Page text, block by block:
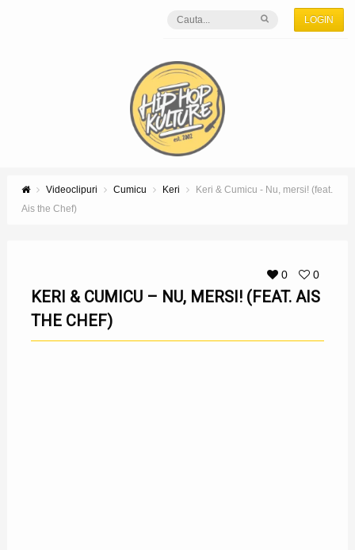
LOGIN
Videoclipuri Cumicu Keri
Keri & Cumicu - Nu, mersi! (feat.
Ais the Chef)
0 0
KERI & CUMICU – NU, MERSI! (FEAT. AIS
THE CHEF)